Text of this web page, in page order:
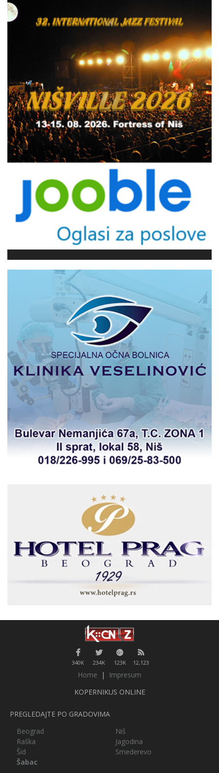
340K 234K 123K 12,123
Home |
Impresum
KOPERNIKUS ONLINE
PREGLEDAJTE PO GRADOVIMA
Beograd
Niš
Raška
Jagodina
Šid
Smederevo
Šabac